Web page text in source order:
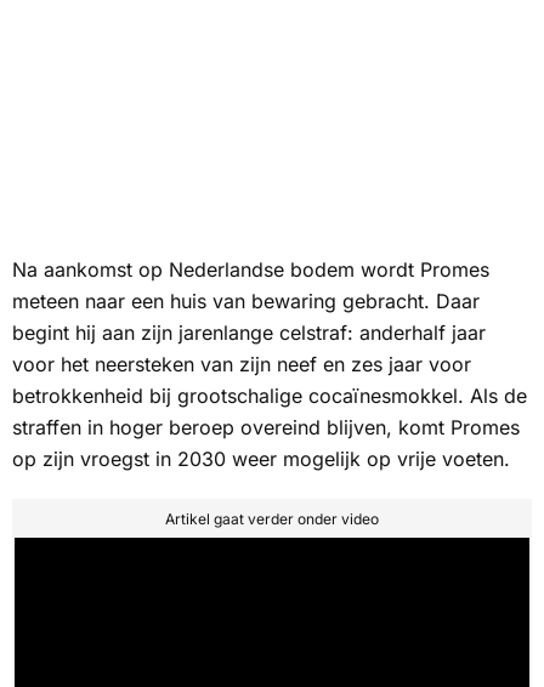
Na aankomst op Nederlandse bodem wordt Promes
meteen naar een huis van bewaring gebracht. Daar
begint hij aan zijn jarenlange celstraf: anderhalf jaar
voor het neersteken van zijn neef en zes jaar voor
betrokkenheid bij grootschalige cocaïnesmokkel. Als de
straffen in hoger beroep overeind blijven, komt Promes
op zijn vroegst in 2030 weer mogelijk op vrije voeten.
Artikel gaat verder onder video